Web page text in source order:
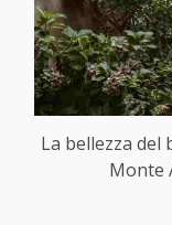
La bellezza del
Monte